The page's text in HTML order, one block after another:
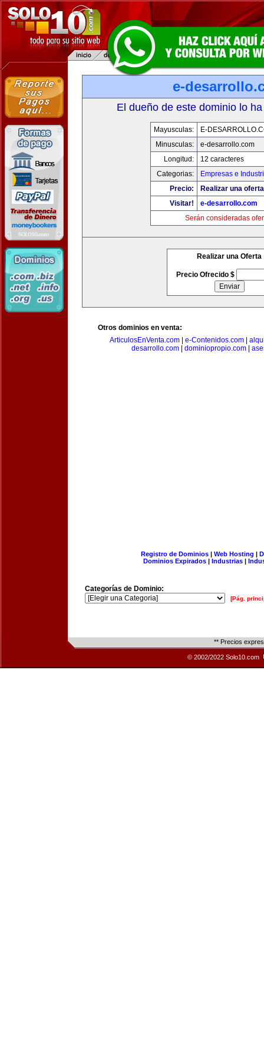
e-
El dueño de este dominio lo
Mayusculas:
E-
Minusculas:
e-desarrollo.com
Longitud:
12 caracteres
Categorias:
Empresas e
Precio:
Realizar una
Visitar!
e-desarrollo.com
Serán consideradas
Realizar una Oferta
Precio Ofrecido $
Otros dominios en venta:
ArticulosEnVenta.com| e-Contenidos.com|
desarrollo.com| dominiopropio.com|
Registro de Dominios| Web Hosting |
Dominios Expirados | Industrias |
Categorías de Dominio:
[Pág.
** Precios
© 2002/2022 Solo10.com